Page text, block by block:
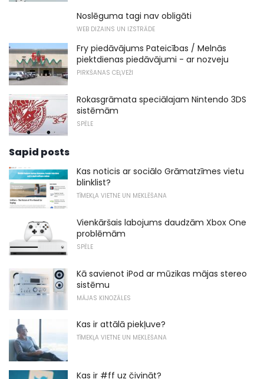
Noslēguma tagi nav obligāti
WEB DIZAINS UN IZSTRĀDE
Fry piedāvājums Pateicības / Melnās
piektdienas piedāvājumi - ar nozveju
PIRKŠANAS CEĻVEŽI
Rokasgrāmata speciālajam Nintendo 3DS
sistēmām
SPĒLE
Sapid posts
Kas noticis ar sociālo Grāmatzīmes vietu
blinklist?
TĪMEKĻA VIETNE UN MEKLĒŠANA
Vienkāršais labojums daudzām Xbox One
problēmām
SPĒLE
Kā savienot iPod ar mūzikas mājas stereo
sistēmu
MĀJAS KINOZĀLES
Kas ir attālā piekļuve?
TĪMEKĻA VIETNE UN MEKLĒŠANA
Kas ir #ff uz čivināt?